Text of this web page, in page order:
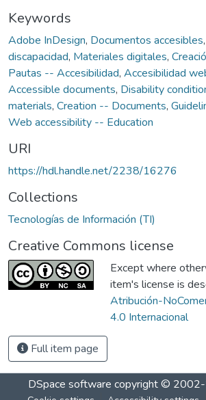
Keywords
Adobe InDesign, Documentos accesibles,
discapacidad, Materiales digitales,
Pautas -- Accesibilidad, Accesibilidad
Accessible documents, Disability
materials, Creation -- Documents,
Web accessibility -- Education
URI
https://hdl.handle.net/2238/16276
Collections
Tecnologías de Información (TI)
Creative Commons license
Except where
item's license is
Atribución-
4.0 Internacional
Full item page
DSpace software copyright ©